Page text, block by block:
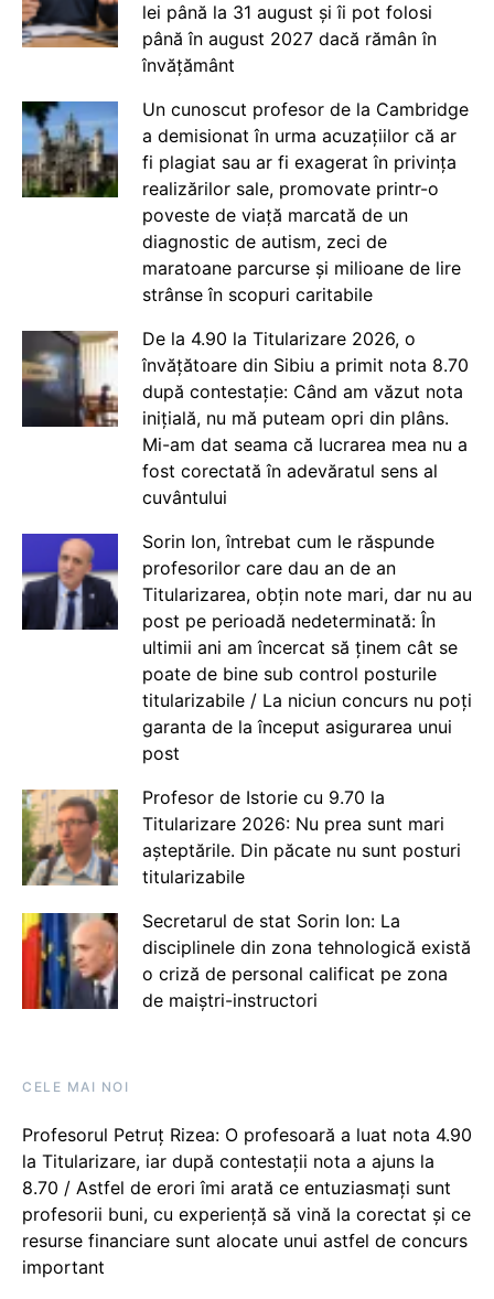
lei până la 31 august și îi pot folosi
până în august 2027 dacă rămân în
învățământ
Un cunoscut profesor de la Cambridge
a demisionat în urma acuzațiilor că ar
fi plagiat sau ar fi exagerat în privința
realizărilor sale, promovate printr-o
poveste de viață marcată de un
diagnostic de autism, zeci de
maratoane parcurse și milioane de lire
strânse în scopuri caritabile
De la 4.90 la Titularizare 2026, o
învățătoare din Sibiu a primit nota 8.70
după contestație: Când am văzut nota
inițială, nu mă puteam opri din plâns.
Mi-am dat seama că lucrarea mea nu a
fost corectată în adevăratul sens al
cuvântului
Sorin Ion, întrebat cum le răspunde
profesorilor care dau an de an
Titularizarea, obțin note mari, dar nu au
post pe perioadă nedeterminată: În
ultimii ani am încercat să ținem cât se
poate de bine sub control posturile
titularizabile / La niciun concurs nu poți
garanta de la început asigurarea unui
post
Profesor de Istorie cu 9.70 la
Titularizare 2026: Nu prea sunt mari
așteptările. Din păcate nu sunt posturi
titularizabile
Secretarul de stat Sorin Ion: La
disciplinele din zona tehnologică există
o criză de personal calificat pe zona
de maiștri-instructori
CELE MAI NOI
Profesorul Petruț Rizea: O profesoară a luat nota 4.90
la Titularizare, iar după contestații nota a ajuns la
8.70 / Astfel de erori îmi arată ce entuziasmați sunt
profesorii buni, cu experiență să vină la corectat și ce
resurse financiare sunt alocate unui astfel de concurs
important